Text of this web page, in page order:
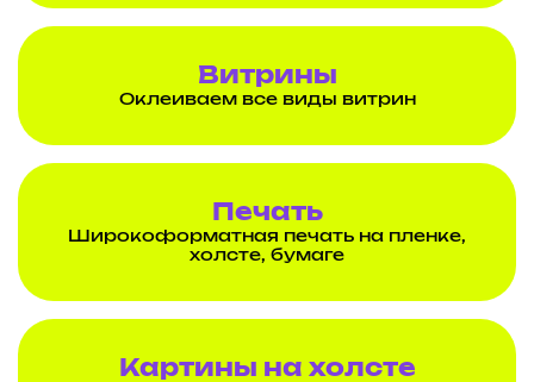
Витрины
Оклеиваем все виды витрин
Печать
Широкоформатная печать на пленке,
холсте, бумаге
Картины на холсте